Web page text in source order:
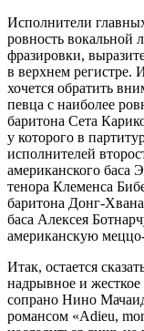
Исполнители
ровность вокальной
фразировки,
в верхнем регистре.
хочется обратить
певца с наиболее
баритона Сета
у которого в
исполнителей
американского баса
тенора Клеменса
баритона Донг-
баса Алексея
американскую
Итак, остается
надрывное и жесткое
сопрано Нино
романсом «Adieu,